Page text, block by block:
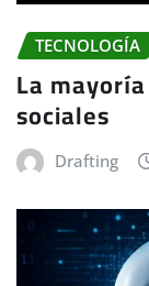
TECNOLOGÍA
La
sociales
Drafting